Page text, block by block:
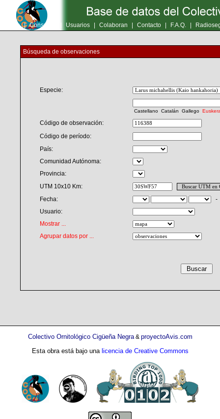
Inicio | Consultas Usuarios Colaboran Contacto F.A.Q.
Búsqueda de observaciones
Especie:
Castellano Catalán Gallego
Código de observación:
Código de período:
País:
Comunidad Autónoma:
Provincia:
UTM 10x10 Km:
Fecha:
Usuario:
Mostrar ...
Agrupar datos por ...
Colectivo Ornitológico Cigüeña Negra& proyectoAvis.com
Esta obra está bajo una licencia de Creative Commons